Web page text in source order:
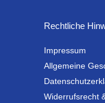
Rechtliche
Impressum
Allgemeine
Widerrufsrecht